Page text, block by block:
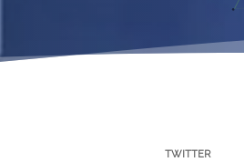
TWITTER